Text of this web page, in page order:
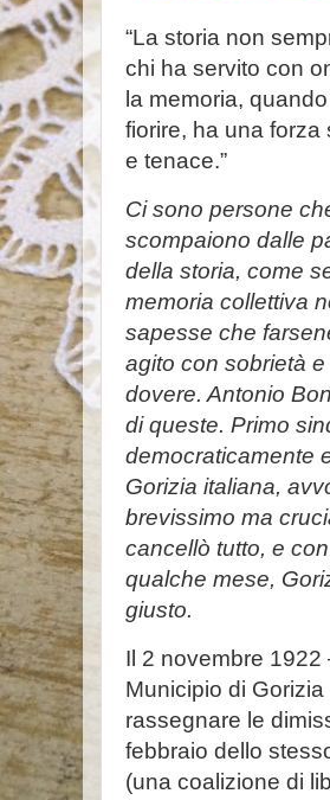
“La storia non
chi ha servito con
la memoria,
fiorire, ha una forza
e tenace.”
Ci sono persone
scompaiono dalle
della storia, come
memoria collettiva
sapesse che
agito con sobrietà
dovere. Antonio
di queste. Primo
democraticamente
Gorizia italiana,
brevissimo ma
cancellò tutto, e
qualche mese,
giusto.
Il 2 novembre
Municipio di
rassegnare le
febbraio dello
(una coalizione di